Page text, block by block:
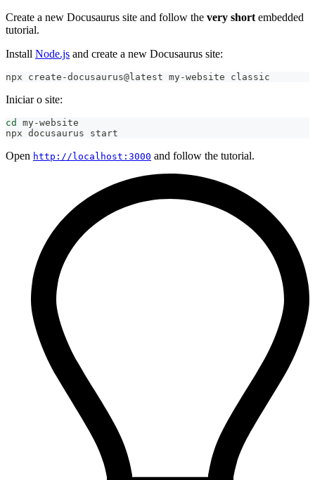
Create a new Docusaurus site and follow the very short embedded
tutorial.
Install Node.js and create a new Docusaurus site:
npx create-docusaurus@latest my-website classic
Iniciar o site:
cd
my-website
npx docusaurus start
Open http://localhost:3000 and follow the tutorial.